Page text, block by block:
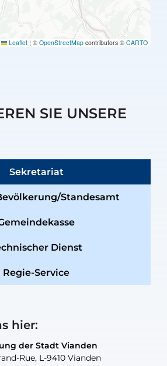
Leaflet | © OpenStreetMap contributors © CARTO
SIE UNSERE
Sekretariat
Standesamt
Dienst
Regie-Service
hier:
der Stadt Vianden
Rue, L-9410 Vianden
der Stadt Vianden
Rue, L-9410 Vianden
der Stadt Vianden
Rue, L-9410 Vianden
der Stadt Vianden
Rue, L-9410 Vianden
der Stadt Vianden
9422 Vianden